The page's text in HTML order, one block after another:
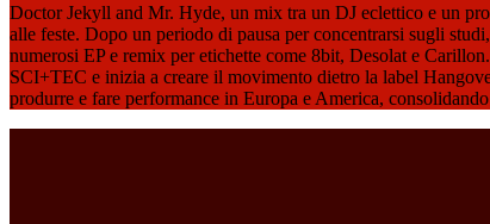
Doctor Jekyll and Mr. Hyde, un mix tra un DJ eclettico e un
alle feste. Dopo un periodo di pausa per concentrarsi sugli
numerosi EP e remix per etichette come 8bit, Desolat e
SCI+TEC e inizia a creare il movimento dietro la label
produrre e fare performance in Europa e America,